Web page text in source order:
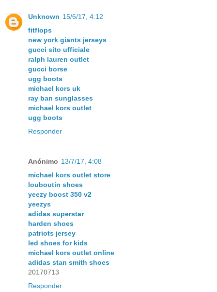
Unknown 15/6/17, 4:12
fitflops
new york giants jerseys
gucci sito ufficiale
ralph lauren outlet
gucci borse
ugg boots
michael kors uk
ray ban sunglasses
michael kors outlet
ugg boots
Responder
Anónimo 13/7/17, 4:08
michael kors outlet store
louboutin shoes
yeezy boost 350 v2
yeezys
adidas superstar
harden shoes
patriots jersey
led shoes for kids
michael kors outlet online
adidas stan smith shoes
20170713
Responder